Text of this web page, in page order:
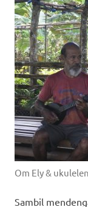
Om Ely &
Sambil